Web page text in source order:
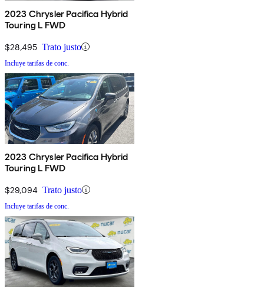
2023 Chrysler Pacifica Hybrid
Touring L FWD
$28,495 Trato justo
Incluye tarifas de conc.
2023 Chrysler Pacifica Hybrid
Touring L FWD
$29,094 Trato justo
Incluye tarifas de conc.